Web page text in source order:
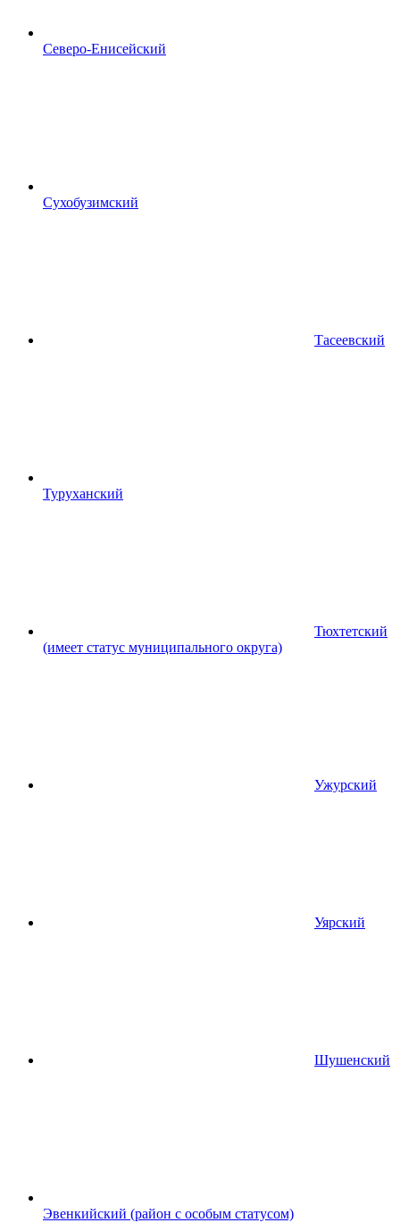
Северо‑Енисейский
Сухобузимский
Тасеевский
Туруханский
Тюхтетский
(имеет статус муниципального округа)
Ужурский
Уярский
Шушенский
Эвенкийский (район с особым статусом)